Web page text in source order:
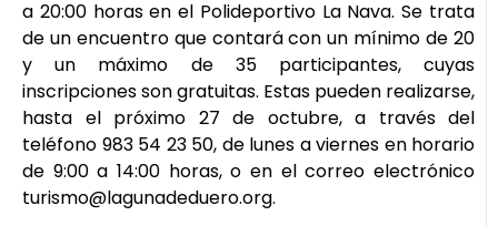
a 20:00 horas en el Polideportivo La Nava. Se trata
de un encuentro que contará con un mínimo de 20
y un máximo de 35 participantes, cuyas
inscripciones son gratuitas. Estas pueden realizarse,
hasta el próximo 27 de octubre, a través del
teléfono 983 54 23 50, de lunes a viernes en horario
de 9:00 a 14:00 horas, o en el correo electrónico
turismo@lagunadeduero.org.